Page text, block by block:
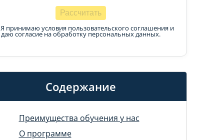
Я принимаю условия пользовательского соглашения и
даю согласие на обработку персональных данных.
Содержание
Преимущества обучения у нас
О программе